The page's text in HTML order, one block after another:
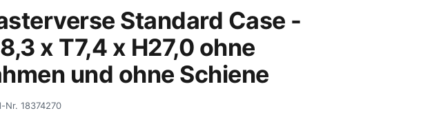
Standard Case -
x T7,4 x H27,0 ohne
und ohne Schiene
Nr. 18374270